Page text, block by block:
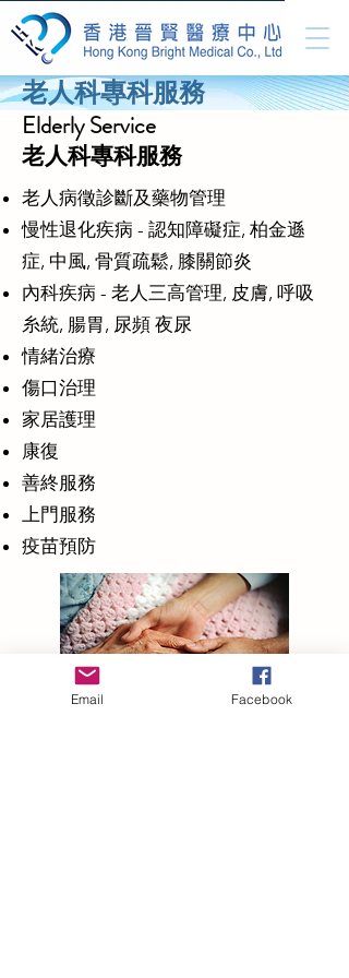
老人科專科服務
Elderly Service
老人科專科服務
老人病徵診斷及藥物管理
慢性退化疾病 - 認知障礙症, 柏金遜
症, 中風, 骨質疏鬆, 膝關節炎
內科疾病 - 老人三高管理, 皮膚, 呼吸
糸統, 腸胃, 尿頻 夜尿
情緒治療
傷口治理
家居護理
康復
善終服務
上門服務
疫苗預防
Email Facebook